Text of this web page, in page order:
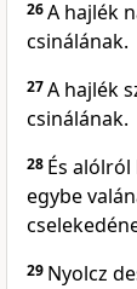
26A hajlék
csinálának.
27A hajlék
csinálának.
28 És
egybe
29 Nyolcz